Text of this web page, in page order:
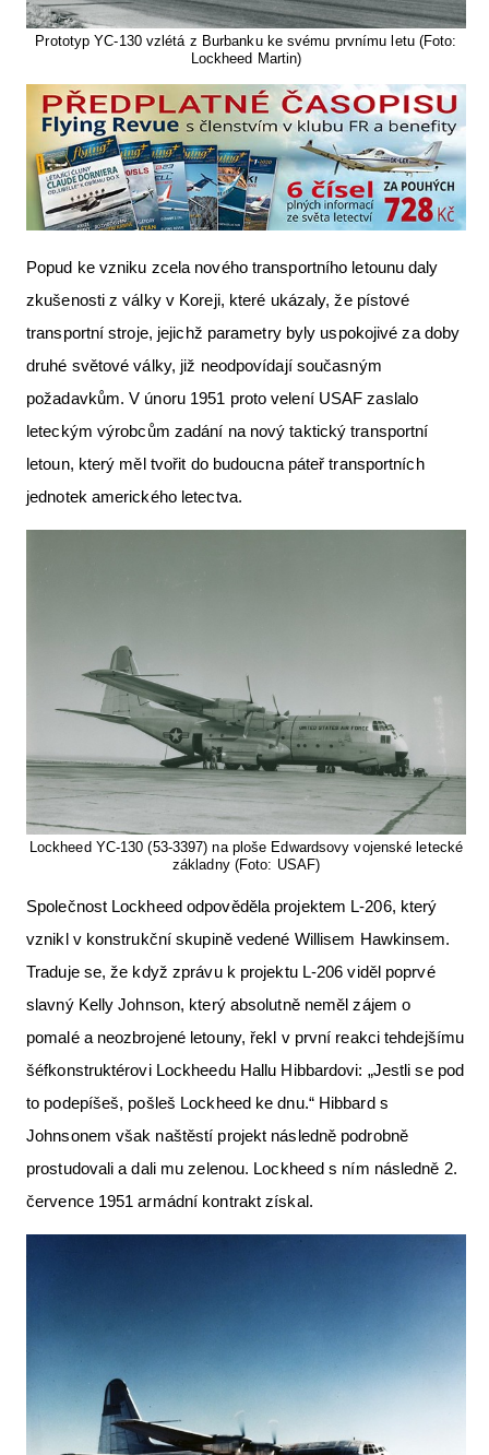
Prototyp YC-130 vzlétá z Burbanku ke svému prvnímu letu (Foto:
Lockheed Martin)
Popud ke vzniku zcela nového transportního letounu daly
zkušenosti z války v Koreji, které ukázaly, že pístové
transportní stroje, jejichž parametry byly uspokojivé za doby
druhé světové války, již neodpovídají současným
požadavkům. V únoru 1951 proto velení USAF zaslalo
leteckým výrobcům zadání na nový taktický transportní
letoun, který měl tvořit do budoucna páteř transportních
jednotek amerického letectva.
Lockheed YC-130 (53-3397) na ploše Edwardsovy vojenské letecké
základny (Foto: USAF)
Společnost Lockheed odpověděla projektem L-206, který
vznikl v konstrukční skupině vedené Willisem Hawkinsem.
Traduje se, že když zprávu k projektu L-206 viděl poprvé
slavný Kelly Johnson, který absolutně neměl zájem o
pomalé a neozbrojené letouny, řekl v první reakci tehdejšímu
šéfkonstruktérovi Lockheedu Hallu Hibbardovi: „Jestli se pod
to podepíšeš, pošleš Lockheed ke dnu.“ Hibbard s
Johnsonem však naštěstí projekt následně podrobně
prostudovali a dali mu zelenou. Lockheed s ním následně 2.
července 1951 armádní kontrakt získal.